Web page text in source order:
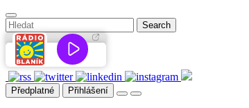
Předplatné Přihlášení